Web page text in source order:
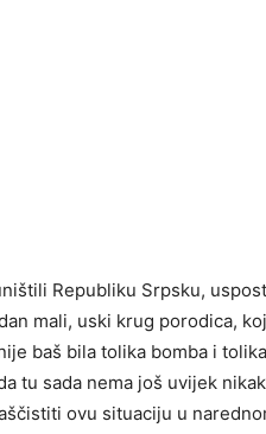
Republiku Srpsku,
mali, uski krug porodica,
baš bila tolika bomba i
tu sada nema još uvijek
ovu situaciju u